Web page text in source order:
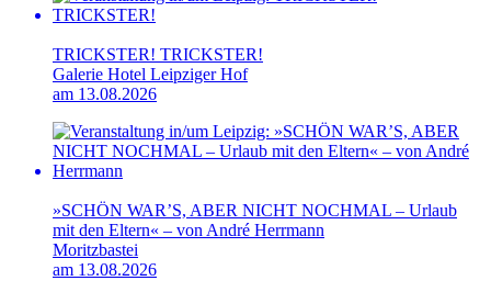
TRICKSTER! TRICKSTER!
Galerie Hotel Leipziger Hof
am 13.08.2026
»SCHÖN WAR’S, ABER NICHT NOCHMAL – Urlaub
mit den Eltern« – von André Herrmann
Moritzbastei
am 13.08.2026